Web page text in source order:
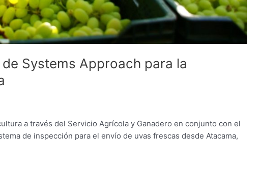
Systems Approach para la
a través del Servicio Agrícola y Ganadero en conjunto con el
de inspección para el envío de uvas frescas desde Atacama,